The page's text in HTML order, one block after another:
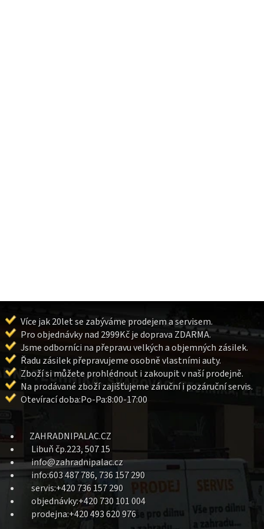
Více jak 20let se zabýváme prodejem a servisem.
Pro objednávky nad 2999Kč je doprava ZDARMA.
Jsme odborníci na přepravu velkých a objemných zásilek.
Řadu zásilek přepravujeme osobně vlastními auty.
Zboží si můžete prohlédnout i zakoupit v naší prodejně.
Na prodávané zboží zajišťujeme záruční i pozáruční servis.
Otevírací doba:Po-Pa:8:00-17:00
ZAHRADNIPALAC.CZ
Libuň čp.223, 507 15
info@zahradnipalac.cz
info:603 487 786, 736 157 290
servis:+420 736 157 290
objednávky:+420 730 101 004
prodejna:+420 493 620 976